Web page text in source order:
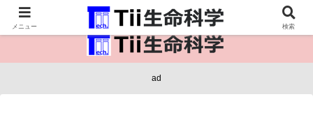
医療保健・生命・生物の情報インフラ。
ad
メニュー 検索